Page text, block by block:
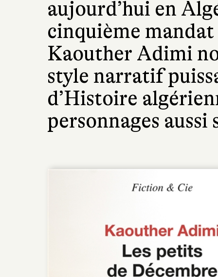
aujourd’hui en
cinquième
Kaouther Adimi
style narratif
d’Histoire
personnages aussi